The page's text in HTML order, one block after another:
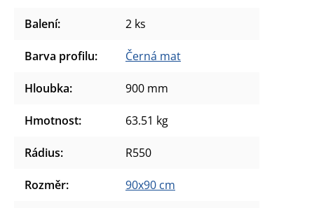
Balení: 2 ks
Barva profilu: Černá mat
Hloubka: 900 mm
Hmotnost: 63.51 kg
Rádius: R550
Rozměr: 90x90 cm